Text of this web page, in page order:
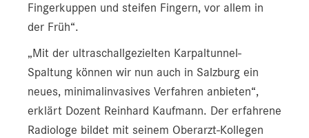
Fingerkuppen und steifen Fingern, vor allem in
der Früh“.
„Mit der ultraschallgezielten Karpaltunnel-
Spaltung können wir nun auch in Salzburg ein
neues, minimalinvasives Verfahren anbieten“,
erklärt Dozent Reinhard Kaufmann. Der erfahrene
Radiologe bildet mit seinem Oberarzt-Kollegen